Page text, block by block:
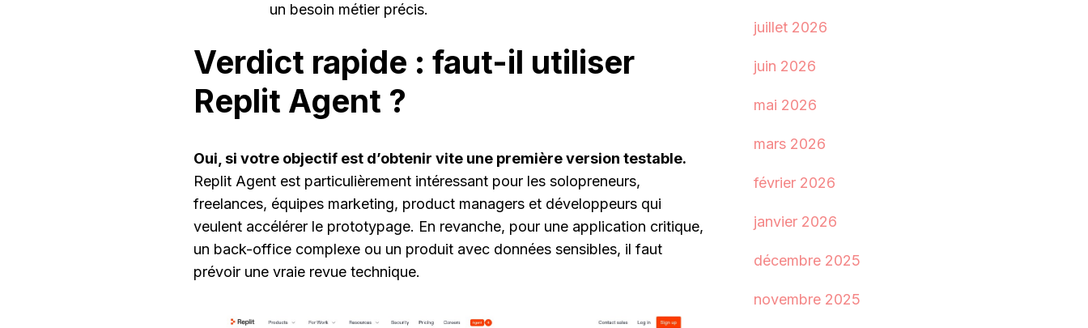
un besoin métier précis.
Verdict rapide : faut-il utiliser
Replit Agent ?
Oui, si votre objectif est d’obtenir vite une première version testable.
Replit Agent est particulièrement intéressant pour les solopreneurs,
freelances, équipes marketing, product managers et développeurs qui
veulent accélérer le prototypage. En revanche, pour une application critique,
un back-office complexe ou un produit avec données sensibles, il faut
prévoir une vraie revue technique.
juillet 2026
juin 2026
mai 2026
mars 2026
février 2026
janvier 2026
décembre 2025
novembre 2025